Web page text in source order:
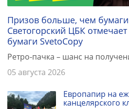
Призов больше, чем
Светогорский ЦБК
бумаги SvetoCopy
Ретро-пачка – шанс на
05 августа 2026
Европапир на
канцелярского